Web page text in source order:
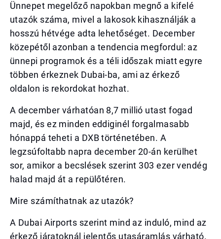
Ünnepet megelőző napokban megnő a kifelé
utazók száma, mivel a lakosok kihasználják a
hosszú hétvége adta lehetőséget. December
közepétől azonban a tendencia megfordul: az
ünnepi programok és a téli időszak miatt egyre
többen érkeznek Dubai-ba, ami az érkező
oldalon is rekordokat hozhat.
A december várhatóan 8,7 millió utast fogad
majd, és ez minden eddiginél forgalmasabb
hónappá teheti a DXB történetében. A
legzsúfoltabb napra december 20-án kerülhet
sor, amikor a becslések szerint 303 ezer vendég
halad majd át a repülőtéren.
Mire számíthatnak az utazók?
A Dubai Airports szerint mind az induló, mind az
érkező járatoknál jelentős utasáramlás várható.